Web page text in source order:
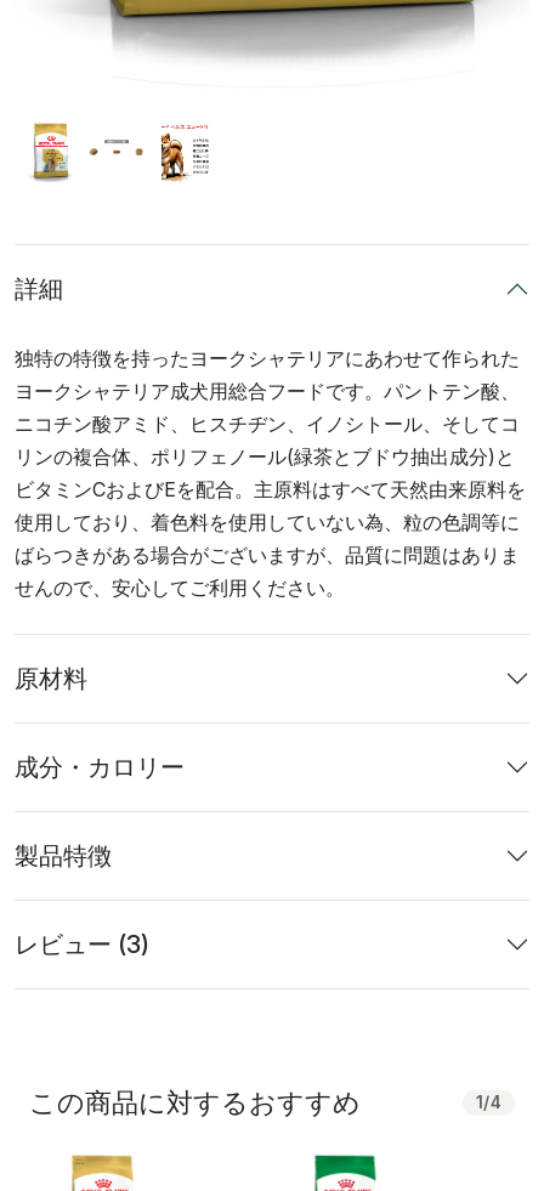
詳細
独特の特徴を持ったヨークシャテリアにあわせて作られた
ヨークシャテリア成犬用総合フードです。パントテン酸、
ニコチン酸アミド、ヒスチヂン、イノシトール、そしてコ
リンの複合体、ポリフェノール(緑茶とブドウ抽出成分)と
ビタミンCおよびEを配合。主原料はすべて天然由来原料を
使用しており、着色料を使用していない為、粒の色調等に
ばらつきがある場合がございますが、品質に問題はありま
せんので、安心してご利用ください。
原材料
成分・カロリー
製品特徴
レビュー (3)
この商品に対するおすすめ 1 /4